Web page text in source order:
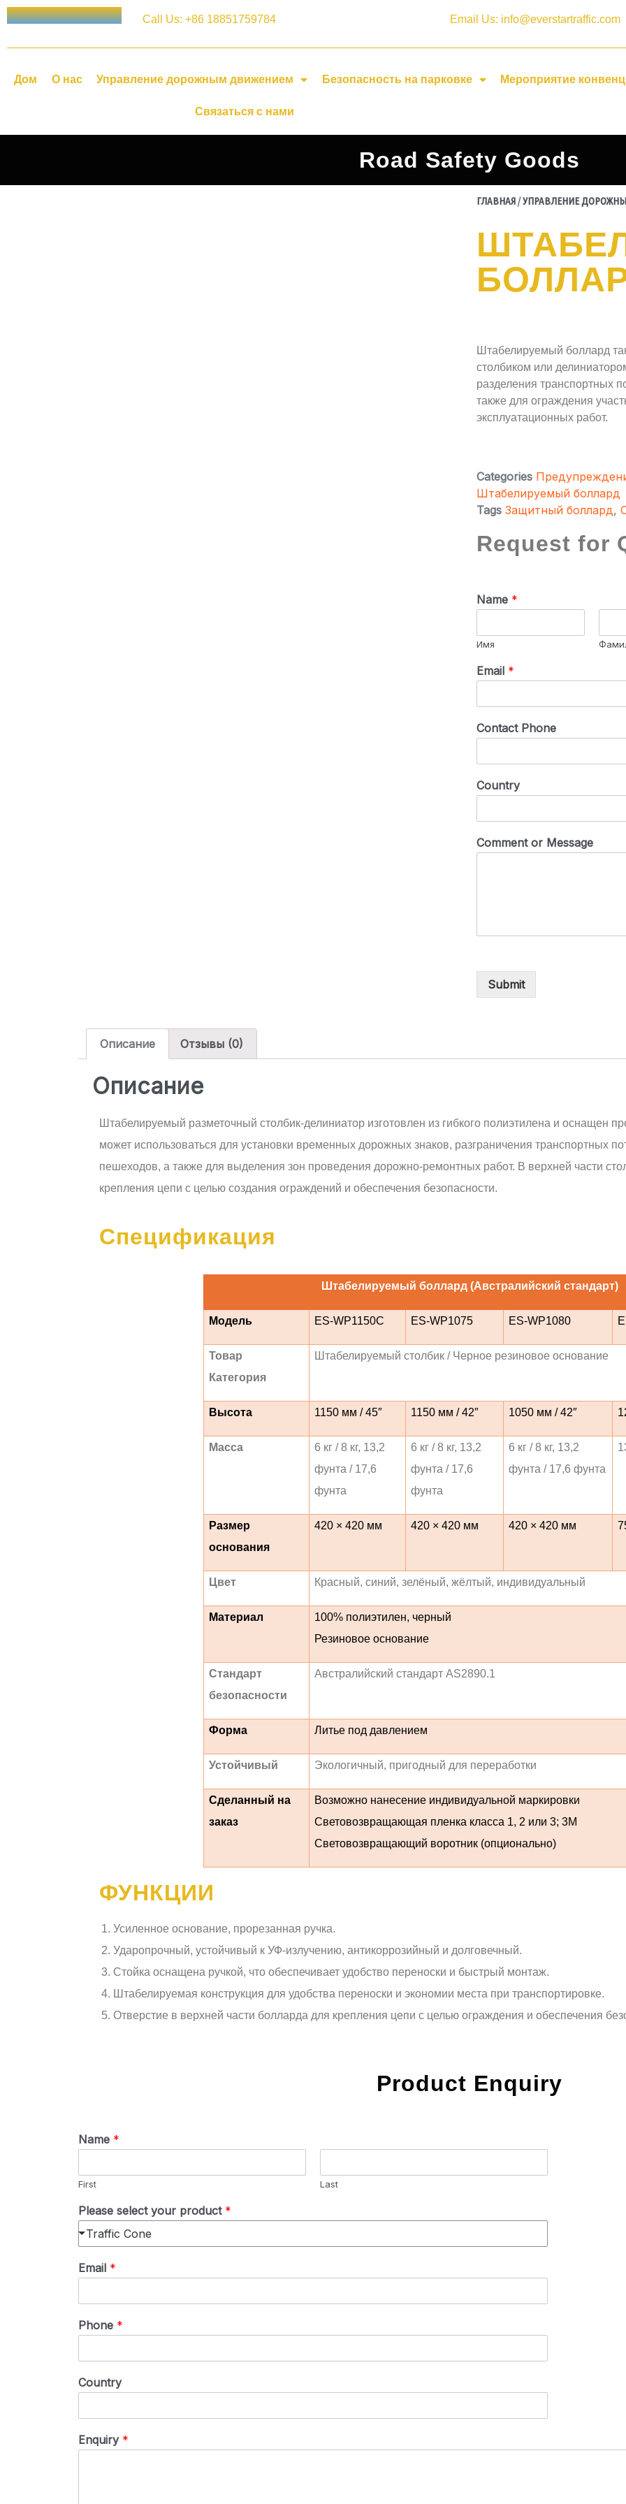
Call Us: +86 18851759784 Email Us: info@everstartraffic.com
Дом О нас Управление дорожным движением Безопасность на парковке Мероприятие
Связаться с нами
Road Safety Goods
ГЛАВНАЯ/УПРАВЛЕНИЕ
Штабелируемый боллард
столбиком или
разделения транспортных
также для ограждения
эксплуатационных работ.
Categories
Штабелируемый боллард
Tags Защитный боллард,
Request for
Name *
Имя
Email *
Contact Phone
Country
Comment or Message
Submit
Описание Отзывы (0)
Описание
Штабелируемый разметочный столбик-делиниатор изготовлен из гибкого полиэтилена и оснащен
может использоваться для установки временных дорожных знаков, разграничения транспортных
пешеходов, а также для выделения зон проведения дорожно-ремонтных работ. В верхней части
крепления цепи с целью создания ограждений и обеспечения безопасности.
Спецификация
Штабелируемый боллард (Австралийский стандарт)
Модель ES-WP1150C ES-WP1075 ES-WP1080
Товар
Категория
Штабелируемый столбик / Черное резиновое основание
Высота 1150 мм / 45″ 1150 мм / 42″ 1050 мм / 42″
Масса
6 кг / 8 кг, 13,2
фунта / 17,6
фунта
6 кг / 8 кг, 13,2
фунта / 17,6
фунта
6 кг / 8 кг, 13,2
фунта / 17,6 фунта
Размер
основания
420 × 420 мм 420 × 420 мм 420 × 420 мм
Цвет Красный, синий, зелёный, жёлтый, индивидуальный
Материал
100% полиэтилен, черный
Резиновое основание
Стандарт
безопасности
Австралийский стандарт AS2890.1
Форма Литье под давлением
Устойчивый Экологичный, пригодный для переработки
Сделанный на
заказ
Возможно нанесение индивидуальной маркировки
Световозвращающая пленка класса 1, 2 или 3; 3M
Световозвращающий воротник (опционально)
ФУНКЦИИ
Усиленное основание, прорезанная ручка.
Ударопрочный, устойчивый к УФ-излучению, антикоррозийный и долговечный.
Стойка оснащена ручкой, что обеспечивает удобство переноски и быстрый монтаж.
Штабелируемая конструкция для удобства переноски и экономии места при транспортировке.
Отверстие в верхней части болларда для крепления цепи с целью ограждения и обеспечения
Product Enquiry
Name *
First Last
Please select your product *
Traffic Cone
Email *
Phone *
Country
Enquiry *